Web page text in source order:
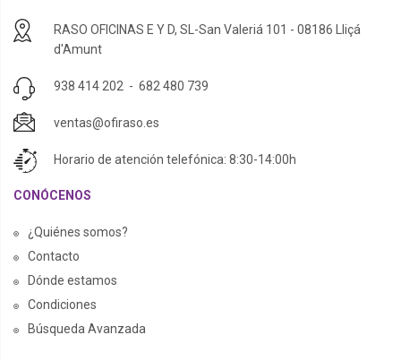
RASO OFICINAS E Y D, SL-San Valeriá 101 - 08186 Lliçá
d'Amunt
938 414 202 - 682 480 739
ventas@ofiraso.es
Horario de atención telefónica: 8:30-14:00h
CONÓCENOS
¿Quiénes somos?
Contacto
Dónde estamos
Condiciones
Búsqueda Avanzada